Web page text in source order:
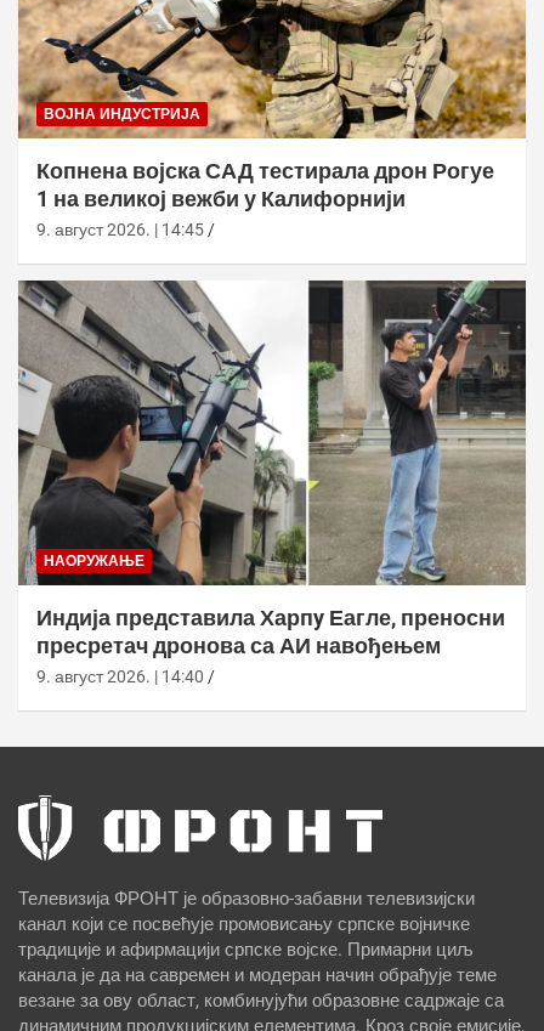
ВОЈНА ИНДУСТРИЈА
Копнена војска САД тестирала дрон Рогуе
1 на великој вежби у Калифорнији
9. август 2026. | 14:45
НАОРУЖАЊЕ
Индија представила Харпy Еагле, преносни
пресретач дронова са АИ навођењем
9. август 2026. | 14:40
Телевизија ФРОНТ је образовно-забавни телевизијски
канал који се посвећује промовисању српске војничке
традиције и афирмацији српске војске. Примарни циљ
канала је да на савремен и модеран начин обрађује теме
везане за ову област, комбинујући образовне садржаје са
динамичним продукцијским елементима. Кроз своје емисије,